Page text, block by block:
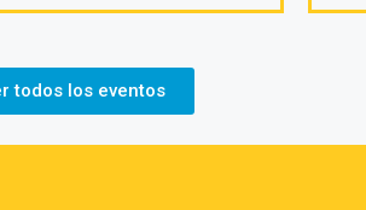
todos los eventos